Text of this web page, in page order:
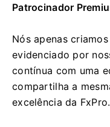
Patrocinador
Nós apenas
evidenciado por
contínua com uma
compartilha a
excelência da FxPro.